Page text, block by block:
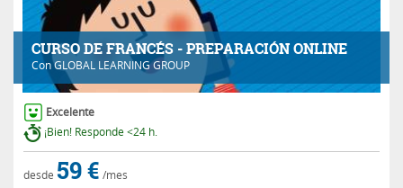
CURSO DE FRANCÉS - PREPARACIÓN ONLINE
ConGLOBAL LEARNING GROUP
Excelente
¡Bien! Responde <24 h.
desde 59 € /mes